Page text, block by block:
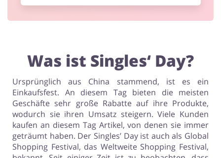
Was ist Singles‘ Day?
Ursprünglich aus China stammend, ist es ein
Einkaufsfest. An diesem Tag bieten die meisten
Geschäfte sehr große Rabatte auf ihre Produkte,
wodurch sie ihren Umsatz steigern. Viele Kunden
kaufen an diesem Tag Artikel, von denen sie immer
geträumt haben. Der Singles’ Day ist auch als Global
Shopping Festival, das Weltweite Shopping Festival,